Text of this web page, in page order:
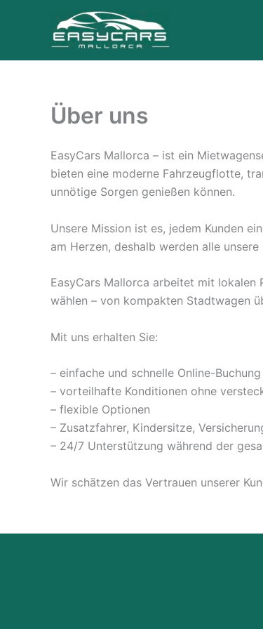
Über uns
EasyCars Mallorca – ist ein
bieten eine moderne Fahrzeugflotte,
unnötige Sorgen genießen können.
Unsere Mission ist es, jedem Kunden
am Herzen, deshalb werden alle
EasyCars Mallorca arbeitet mit lokalen
wählen – von kompakten Stadtwagen
Mit uns erhalten Sie:
– einfache und schnelle Online-Buchung
– vorteilhafte Konditionen ohne
– flexible Optionen
– Zusatzfahrer, Kindersitze,
– 24/7 Unterstützung während der
Wir schätzen das Vertrauen unserer